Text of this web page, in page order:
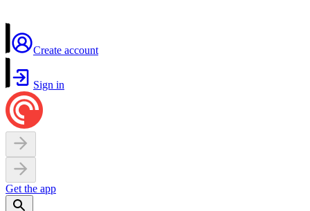
Create account
Sign in
Get the app